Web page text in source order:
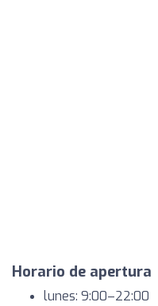
Horario de apertura
lunes: 9:00–22:00